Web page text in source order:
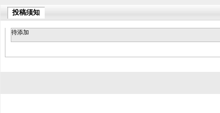
投稿须知
待添加